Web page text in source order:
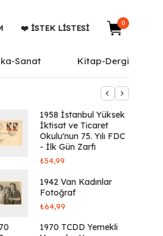
❤️ İSTEK LISTESI
0
Sanat Kitap-Dergi
1958 İstanbul Yüksek
İktisat ve Ticaret
Okulu'nun 75. Yılı FDC
- İlk Gün Zarfı
₺54,99
1942 Van Kadınlar
Fotoğraf
₺64,99
1970 TCDD Yemekli